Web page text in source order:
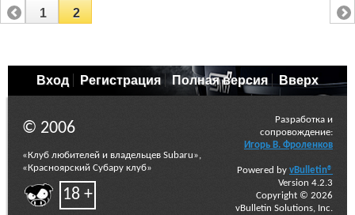
1 2
Вход Регистрация Полная версия Вверх
© 2006
«Клуб любителей и владельцев Subaru»,
«Красноярский Субару клуб»
18 +
Разработка и
сопровождение:
Игорь В. Фроленков
Powered by vBulletin®
Version 4.2.3
Copyright © 2026
vBulletin Solutions, Inc.